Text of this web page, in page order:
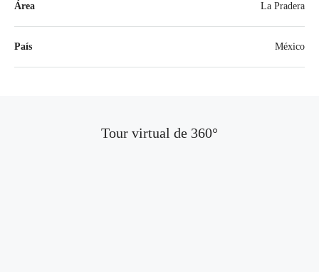
Área La Pradera
País México
Tour virtual de 360​​°